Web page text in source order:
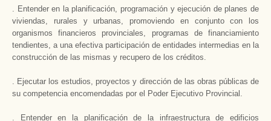
. Entender en la planificación, programación y ejecución de planes de
viviendas, rurales y urbanas, promoviendo en conjunto con los
organismos financieros provinciales, programas de financiamiento
tendientes, a una efectiva participación de entidades intermedias en la
construcción de las mismas y recupero de los créditos.
. Ejecutar los estudios, proyectos y dirección de las obras públicas de
su competencia encomendadas por el Poder Ejecutivo Provincial.
. Entender en la planificación de la infraestructura de edificios